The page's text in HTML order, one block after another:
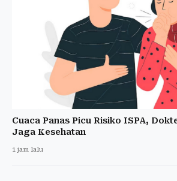
Cuaca Panas Picu Risiko ISPA,
Jaga Kesehatan
1 jam lalu